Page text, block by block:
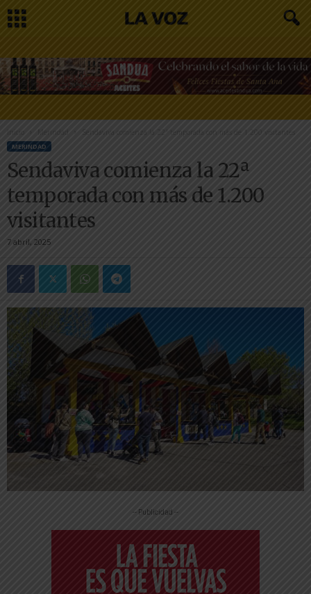
Inicio Sendaviva comienza la 22ª temporada con más de 1.200 visitantes
MERINDAD
Sendaviva comienza la 22ª
temporada con más de 1.200
visitantes
7 abril, 2025
-- Publicidad --